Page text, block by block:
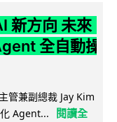
新方向 未來
全自動操
管兼副總裁 Jay Kim
Agent...
閱讀全